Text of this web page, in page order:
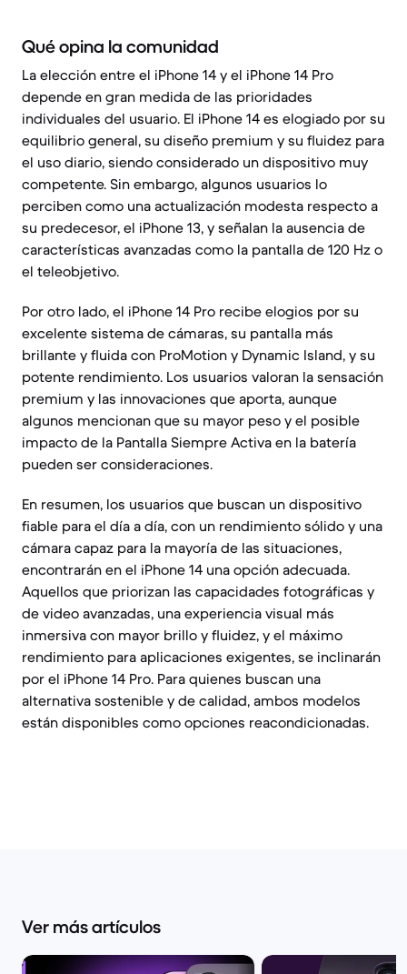
Qué opina la comunidad
La elección entre el iPhone 14 y el iPhone 14 Pro
depende en gran medida de las prioridades
individuales del usuario. El iPhone 14 es elogiado por su
equilibrio general, su diseño premium y su fluidez para
el uso diario, siendo considerado un dispositivo muy
competente. Sin embargo, algunos usuarios lo
perciben como una actualización modesta respecto a
su predecesor, el iPhone 13, y señalan la ausencia de
características avanzadas como la pantalla de 120 Hz o
el teleobjetivo.
Por otro lado, el iPhone 14 Pro recibe elogios por su
excelente sistema de cámaras, su pantalla más
brillante y fluida con ProMotion y Dynamic Island, y su
potente rendimiento. Los usuarios valoran la sensación
premium y las innovaciones que aporta, aunque
algunos mencionan que su mayor peso y el posible
impacto de la Pantalla Siempre Activa en la batería
pueden ser consideraciones.
En resumen, los usuarios que buscan un dispositivo
fiable para el día a día, con un rendimiento sólido y una
cámara capaz para la mayoría de las situaciones,
encontrarán en el iPhone 14 una opción adecuada.
Aquellos que priorizan las capacidades fotográficas y
de video avanzadas, una experiencia visual más
inmersiva con mayor brillo y fluidez, y el máximo
rendimiento para aplicaciones exigentes, se inclinarán
por el iPhone 14 Pro. Para quienes buscan una
alternativa sostenible y de calidad, ambos modelos
están disponibles como opciones reacondicionadas.
Ver más artículos